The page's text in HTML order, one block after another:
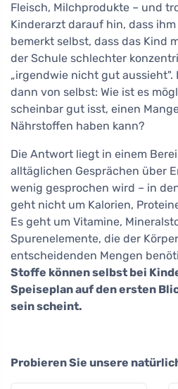
Fleisch, Milchprodukte – und
Kinderarzt darauf hin, dass
bemerkt selbst, dass das Kind
der Schule schlechter
„irgendwie nicht gut aussieht".
dann von selbst: Wie ist es
scheinbar gut isst, einen
Nährstoffen haben kann?
Die Antwort liegt in einem
alltäglichen Gesprächen über
wenig gesprochen wird – in
geht nicht um Kalorien,
Es geht um Vitamine,
Spurenelemente, die der
entscheidenden Mengen
Stoffe können selbst bei
Speiseplan auf den ersten
sein scheint.
Probieren Sie unsere